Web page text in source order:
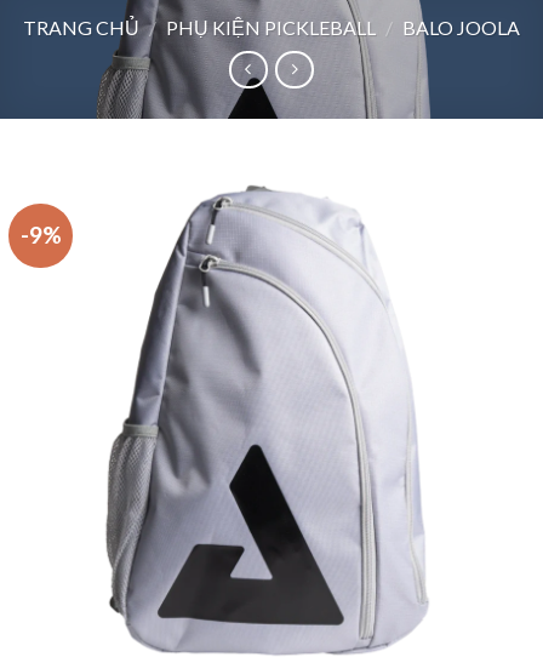
TRANG CHỦ / PHỤ KIỆN PICKLEBALL / BALO JOOLA
-9%